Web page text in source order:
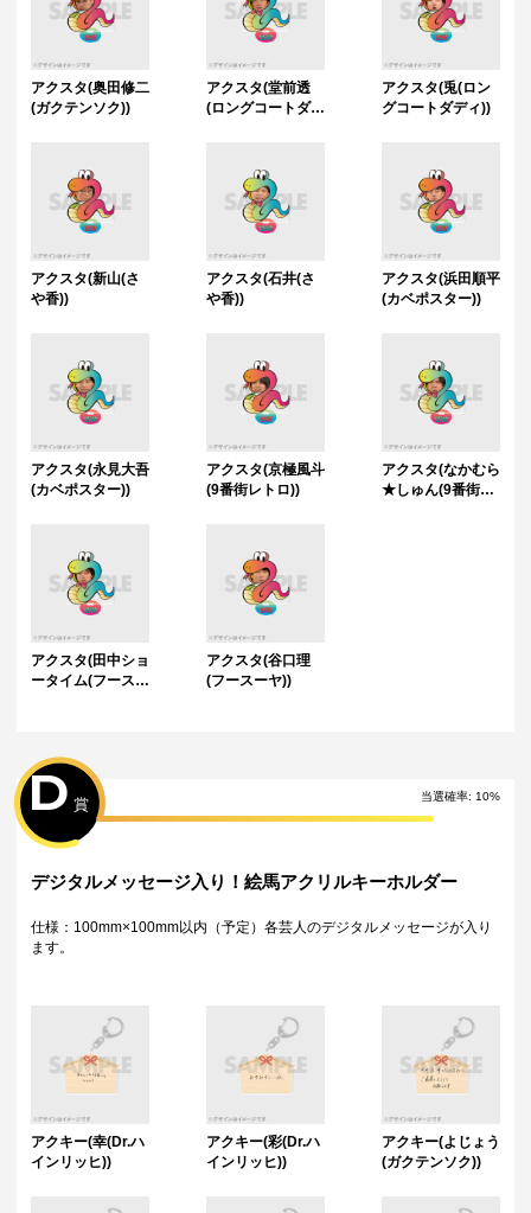
アクスタ(奥田修二
(ガクテンソク))
アクスタ(堂前透
(ロングコートダデ
アクスタ(兎(ロン
グコートダディ))
アクスタ(新山(さ
や香))
アクスタ(石井(さ
や香))
アクスタ(浜田順平
(カベポスター))
アクスタ(永見大吾
(カベポスター))
アクスタ(京極風斗
(9番街レトロ))
アクスタ(なかむら
★しゅん(9番街レ
アクスタ(田中ショ
ータイム(フースー
アクスタ(谷口理
(フースーヤ))
当選確率: 10%
D 賞
デジタルメッセージ入り！絵馬アクリルキーホルダー
仕様：100mm×100mm以内（予定）各芸人のデジタルメッセージが入り
ます。
アクキー(幸(Dr.ハ
インリッヒ))
アクキー(彩(Dr.ハ
インリッヒ))
アクキー(よじょう
(ガクテンソク))